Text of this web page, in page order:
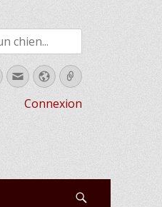
Facebook
EmailSite
web
Link
Connexion